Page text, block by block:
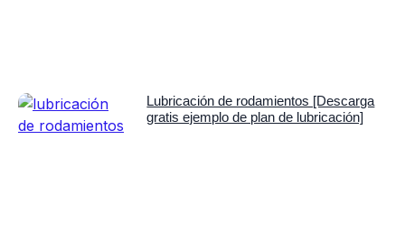
Lubricación de rodamientos [Descarga
gratis ejemplo de plan de lubricación]